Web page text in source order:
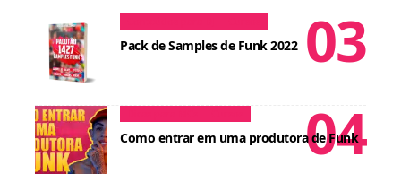
Pack de Samples de Funk 2022
Como entrar em uma produtora de Funk